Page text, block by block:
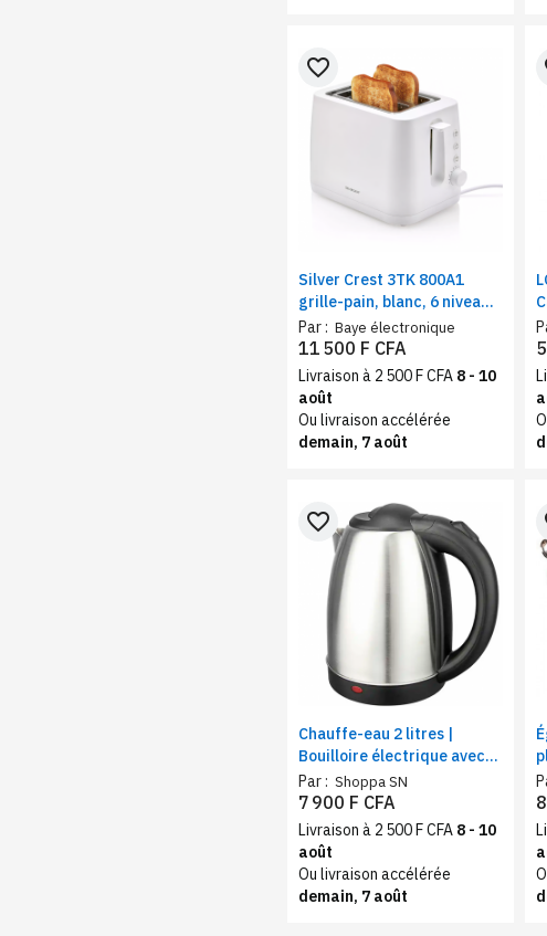
Silver Crest 3TK 800A1
grille-pain, blanc, 6 niveaux
de puissance, tiroir
ramasse-miettes,
décongélation,
réchauffage, 800W
Par : Baye électronique
favorite_border
11 500 F CFA
Livraison à 2 500 F CFA 8 - 10
août
Ou livraison accélérée
demain, 7 août
Chauffe-eau 2 litres |
Bouilloire électrique avec
arrêt automatique, acier
inoxydable
Par : Shoppa SN
favorite_border
7 900 F CFA
Livraison à 2 500 F CFA 8 - 10
août
Ou livraison accélérée
demain, 7 août